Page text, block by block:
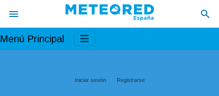
Menú Principal
Iniciar sesión Registrarse